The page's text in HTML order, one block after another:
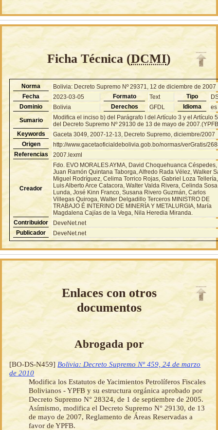
Ficha Técnica (DCMI)
Norma
Bolivia: Decreto Supremo Nº 29371, 12 de diciembre de 2007
Fecha
2023-03-05 Formato Text Tipo
Dominio
Bolivia Derechos GFDL Idioma
es
Sumario
Modifica el inciso b) del Parágrafo I del Artículo 3 y el Artículo 5
del Decreto Supremo Nº 29130 de 13 de mayo de
Keywords
Gaceta 3049, 2007-12-13, Decreto Supremo, diciembre/2007
Origen
http://www.gacetaoficialdebolivia.gob.bo/normas/verGratis/
Referencias
2007.lexml
Creador
Fdo. EVO MORALES AYMA, David Choquehuanca Céspedes,
Juan Ramón Quintana Taborga, Alfredo Rada Vélez, Walker
Miguel Rodríguez, Celima Torrico Rojas, Gabriel Loza Tellería,
Luis Alberto Arce Catacora, Walter Valda Rivera, Celinda Sosa
Lunda, José Kinn Franco, Susana Rivero Guzmán, Carlos
Villegas Quiroga, Walter Delgadillo Terceros MINISTRO DE
TRABAJO É INTERINO DE MINERÍA Y METALURGIA, María
Magdalena Cajías de la Vega, Nila Heredia Miranda.
Contribuidor
DeveNet.net
Publicador
DeveNet.net
Enlaces con otros
documentos
Abrogada por
[BO-DS-N459] Bolivia: Decreto Supremo Nº 459, 24 de marzo
de 2010
Modifica los Estatutos de Yacimientos Petrolíferos Fiscales
Bolivianos - YPFB y su estructura orgánica aprobado por
Decreto Supremo N° 28324, de 1 de septiembre de 2005.
Asímismo, modifica el Decreto Supremo N° 29130, de 13
de mayo de 2007, Reglamento de Áreas Reservadas a
favor de YPFB.